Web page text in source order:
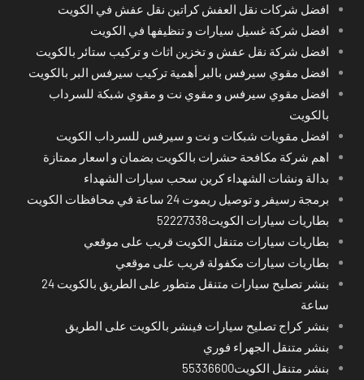
افضل شركات نقل العفش كراتين نقل عفش في الكويت
افضل شركة غسيل سيارات و تنظيفها في الكويت
افضل شركة نقل عفش و تخزين اثاث و تركيب ستائر بالكويت
افضل مقوي سيرفس بالبر أهمية تركيب سيرفس البر بالكويت
افضل مقوي سيرفس و مقوي نت و مقوي شبكة للسرداب
بالكويت
افضل مقويات شبكات و نت و سيرفس للسرداب الكويت
اهم شركة مكافحة حشرات بالكويت بضمان و اسعار ممتازة
بدالة ونشات الشهداء كرين سحب سيارات الشهداء
برمجة رسيفر و توصيل ريموت 24 ساعة في محافظات الكويت
بطاريات سيارات الكويت52227338
بطاريات سيارات متنقل الكويت قريب على موقعي
بطاريات سيارات مكفولة قريب على موقعي
بنشر تصليح سيارات متنقل متطور على الطريق بالكويت 24
ساعة
بنشر كراج تصليح سيارات فينشر بالكويت على الطريق
بنشر متنقل الجهراء فوري
بنشر متنقل الكويت55336600